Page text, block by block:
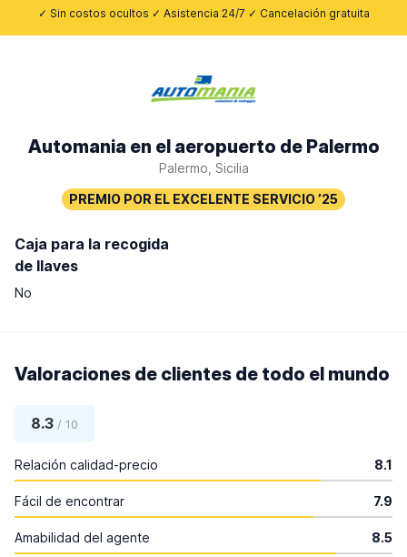
✓ Sin costos ocultos ✓ Asistencia 24/7 ✓ Cancelación gratuita
Automania en el aeropuerto de Palermo
Palermo, Sicilia
Caja para la recogida
de llaves
No
Valoraciones de clientes de todo el mundo
8.3 / 10
Relación calidad-precio 8.1
Fácil de encontrar 7.9
Amabilidad del agente 8.5